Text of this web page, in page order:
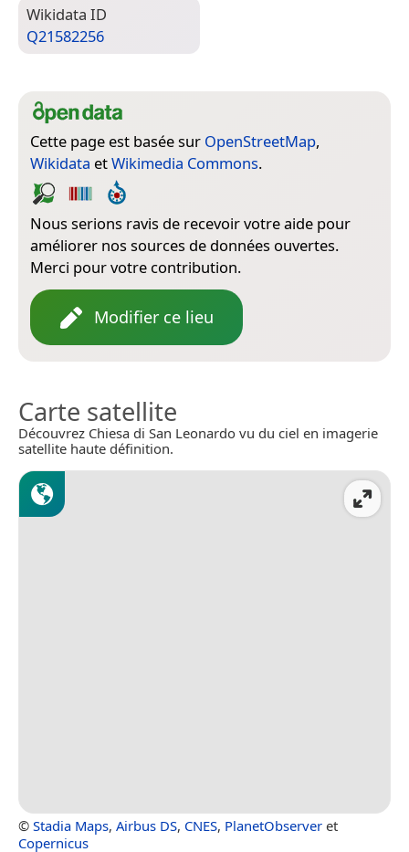
Wiki­data ID
Q21582256
Cette page est basée sur OpenStreetMap,
Wikidata etWikimedia Commons.
Nous serions ravis de recevoir votre aide pour
améliorer nos sources de données ouvertes.
Merci pour votre contribution.
Modifier ce lieu
Carte satellite
Découvrez Chiesa di San Leonardo vu du ciel en imagerie
satellite haute définition.
© Stadia Maps, Airbus DS, CNES, PlanetObserver et
Copernicus